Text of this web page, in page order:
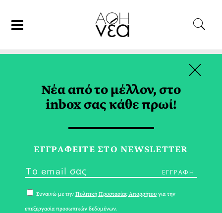
ΓΑΣΤΡΟΝΟΜΙΑ
Μια Στιγμή Ratatouille
Νέα από το μέλλον, στο
inbox σας κάθε πρωί!
ΕΓΓPΑΦΕΙΤΕ ΣΤΟ NEWSLETTER
Συναινώ με την Πολιτική Προστασίας Απορρήτου για την
επεξεργασία προσωπικών δεδομένων.
×